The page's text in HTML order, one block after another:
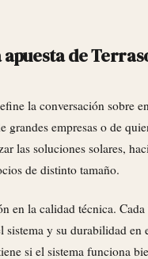
de
la conversación sobre
empresas o de
las soluciones solares,
de distinto tamaño.
en la calidad técnica.
sistema y su durabilidad
si el sistema funciona